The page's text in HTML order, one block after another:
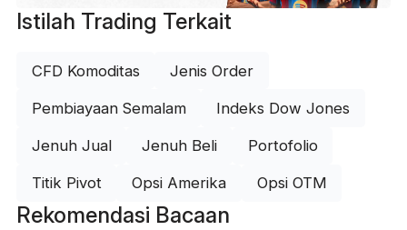
Istilah Trading Terkait
CFD Komoditas Jenis Order
Pembiayaan Semalam Indeks Dow Jones
Jenuh Jual Jenuh Beli Portofolio
Titik Pivot Opsi Amerika Opsi OTM
Rekomendasi Bacaan